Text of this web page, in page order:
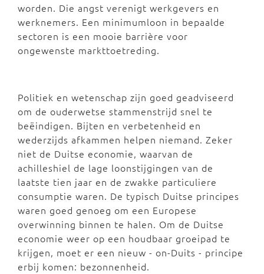
worden. Die angst verenigt werkgevers en
werknemers. Een minimumloon in bepaalde
sectoren is een mooie barrière voor
ongewenste markttoetreding.
Politiek en wetenschap zijn goed geadviseerd
om de ouderwetse stammenstrijd snel te
beëindigen. Bijten en verbetenheid en
wederzijds afkammen helpen niemand. Zeker
niet de Duitse economie, waarvan de
achilleshiel de lage loonstijgingen van de
laatste tien jaar en de zwakke particuliere
consumptie waren. De typisch Duitse principes
waren goed genoeg om een Europese
overwinning binnen te halen. Om de Duitse
economie weer op een houdbaar groeipad te
krijgen, moet er een nieuw - on-Duits - principe
erbij komen: bezonnenheid.